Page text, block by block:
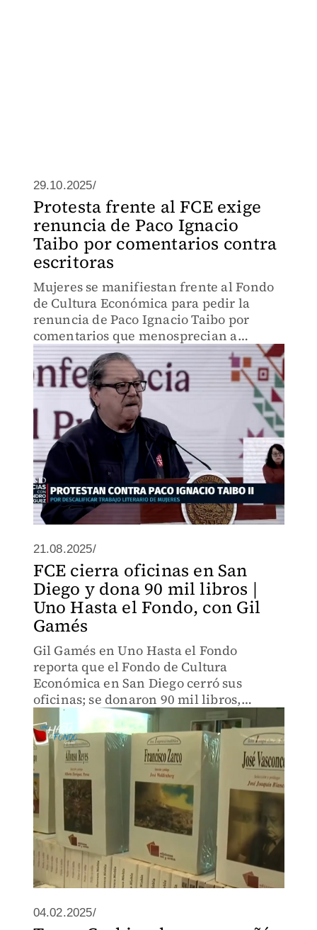
29.10.2025/
Protesta frente al FCE exige
renuncia de Paco Ignacio
Taibo por comentarios contra
escritoras
Mujeres se manifiestan frente al Fondo
de Cultura Económica para pedir la
renuncia de Paco Ignacio Taibo por
comentarios que menosprecian a
escritoras del Boom Latinoamericano.
21.08.2025/
FCE cierra oficinas en San
Diego y dona 90 mil libros |
Uno Hasta el Fondo, con Gil
Gamés
Gil Gamés en Uno Hasta el Fondo
reporta que el Fondo de Cultura
Económica en San Diego cerró sus
oficinas; se donaron 90 mil libros,
aunque muchos quedaron abandonados
en un estacionamiento.
04.02.2025/